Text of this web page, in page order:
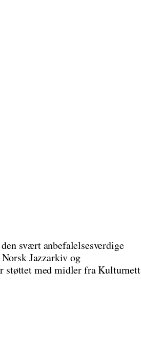
svært anbefalelsesverdige
Jazzarkiv og
støttet med midler fra Kulturnett